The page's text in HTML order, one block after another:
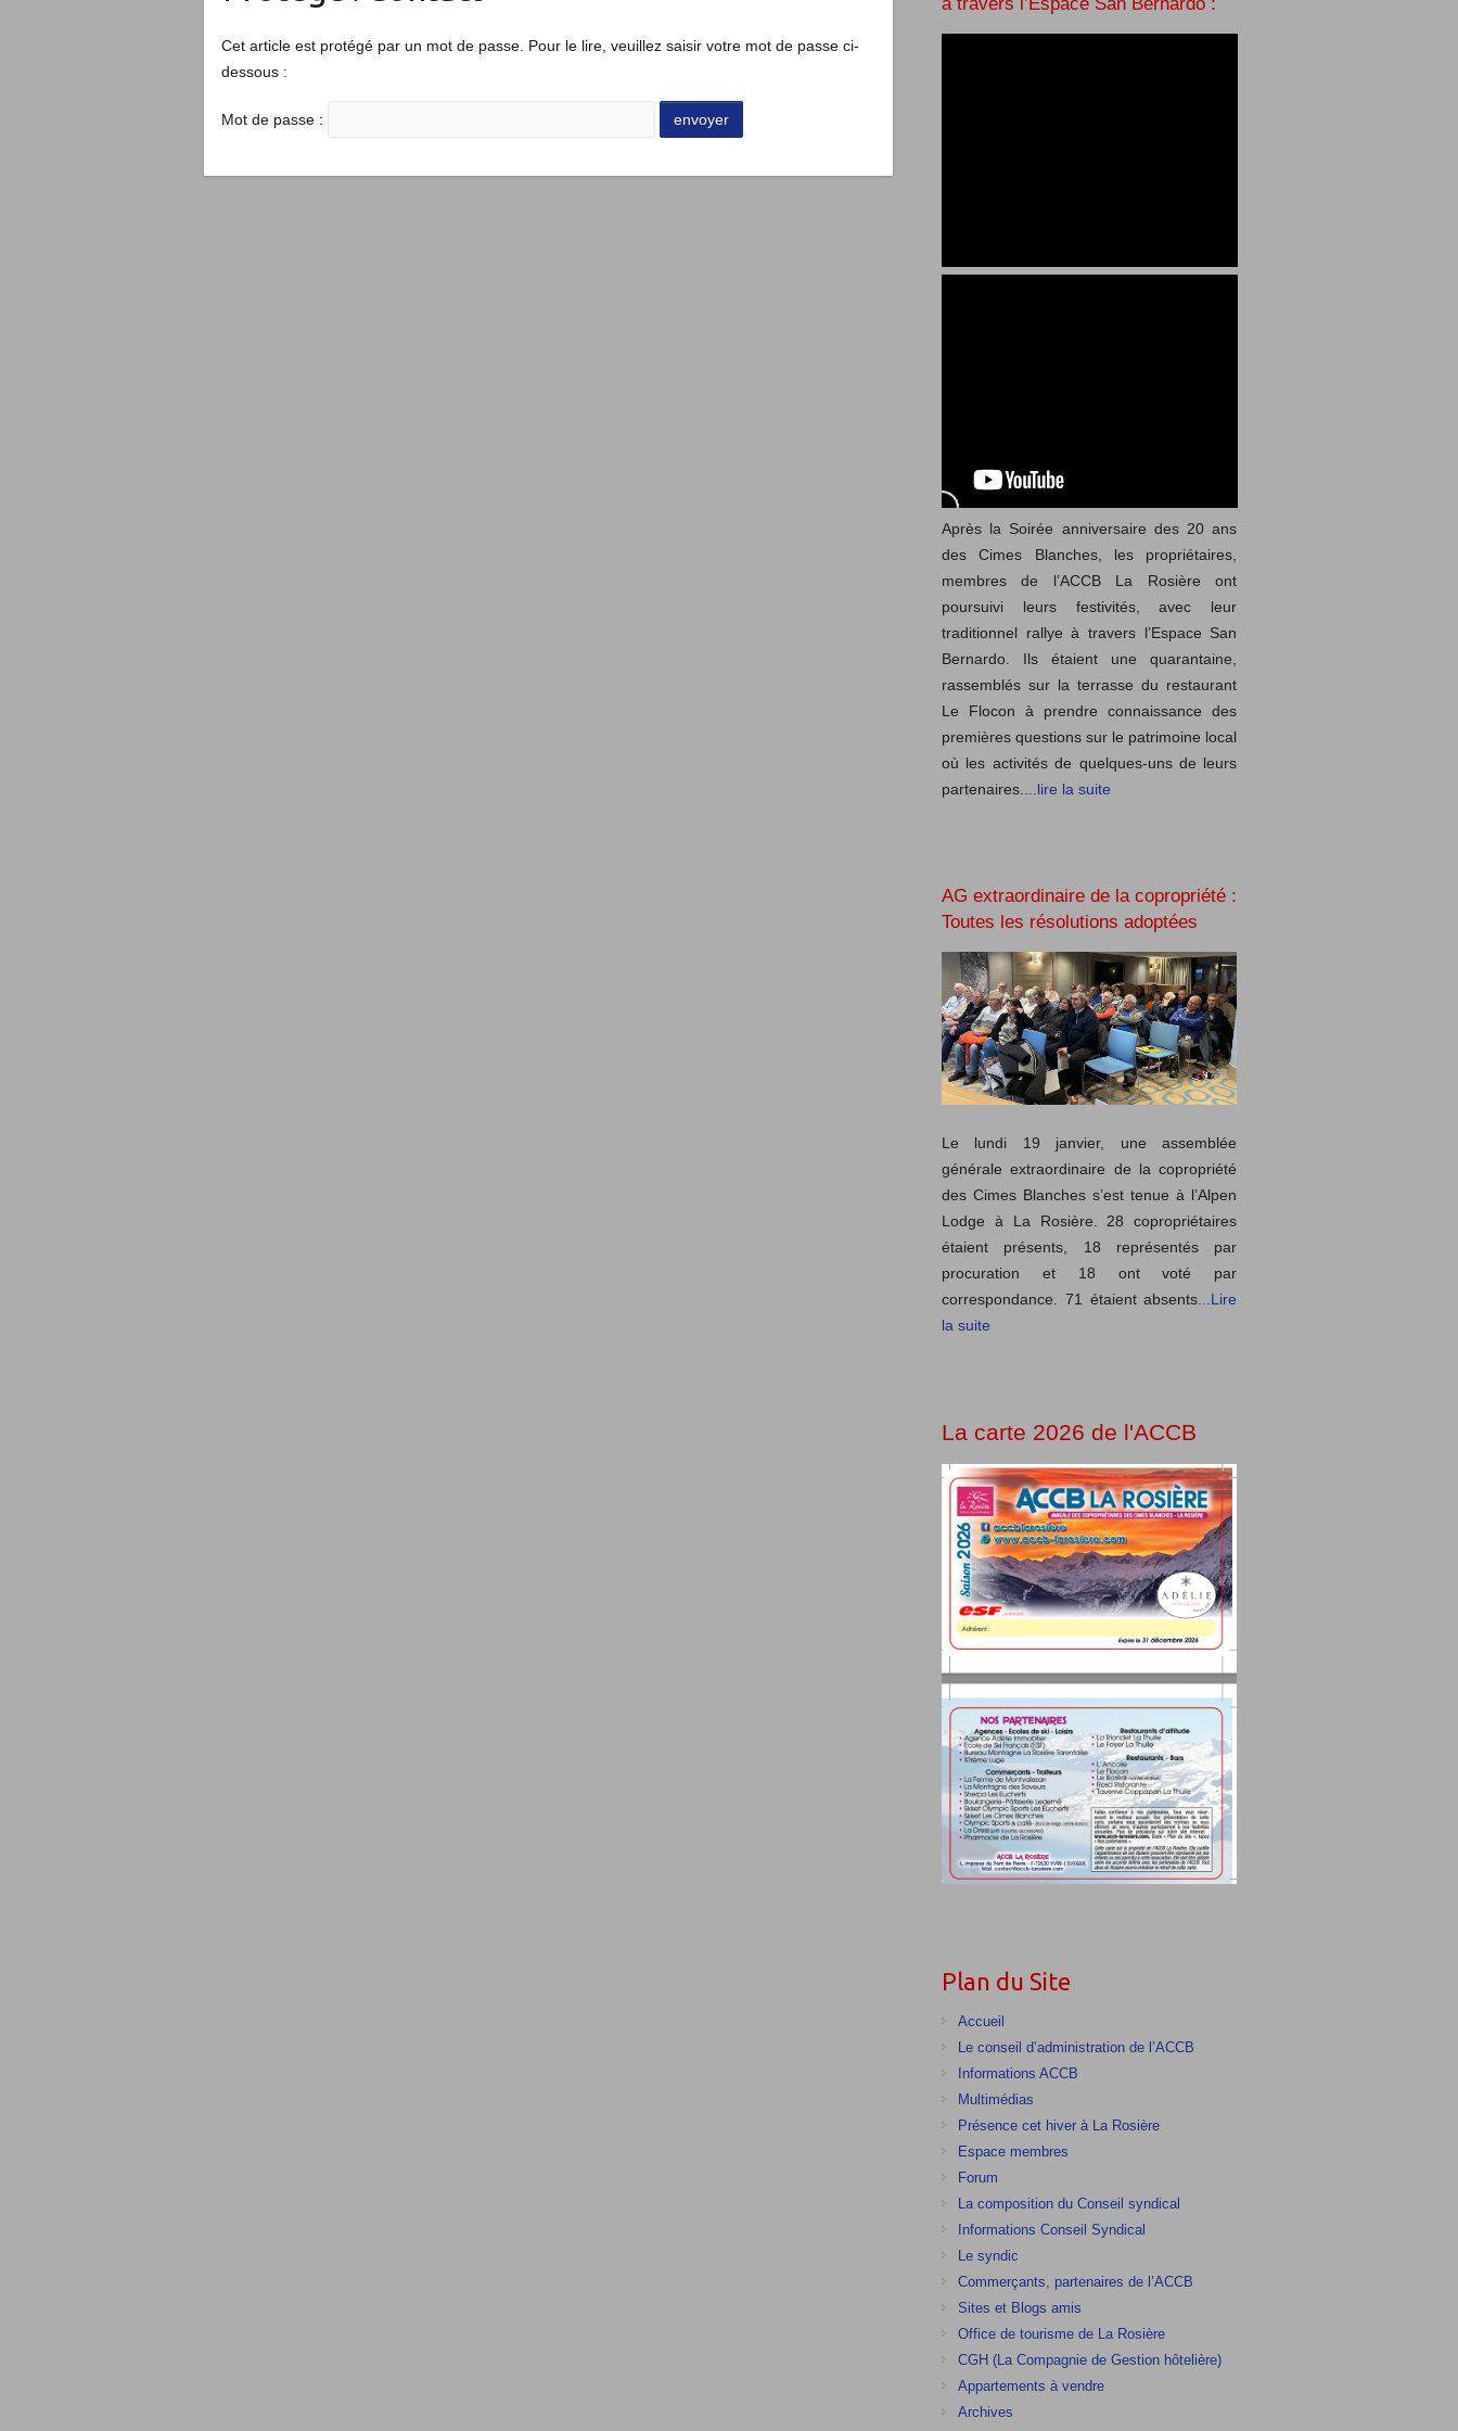
Cet article est protégé par un mot de passe. Pour le lire, veuillez saisir votre mot de passe ci-
dessous :
Mot de passe :
Après la Soirée anniversaire des 20 ans
des Cimes Blanches, les propriétaires,
membres de l’ACCB La Rosière ont
poursuivi leurs festivités, avec leur
traditionnel rallye à travers l’Espace San
Bernardo. Ils étaient une quarantaine,
rassemblés sur la terrasse du restaurant
Le Flocon à prendre connaissance des
premières questions sur le patrimoine local
où les activités de quelques-uns de leurs
partenaires.
...lire la suite
AG extraordinaire de la copropriété :
Toutes les résolutions adoptées
Le lundi 19 janvier, une assemblée
générale extraordinaire de la copropriété
des Cimes Blanches s’est tenue à l’Alpen
Lodge à La Rosière. 28 copropriétaires
étaient présents, 18 représentés par
procuration et 18 ont voté par
correspondance. 71 étaient absents ...Lire
la suite
La carte 2026 de l'ACCB
Plan du Site
Accueil
Le conseil d’administration de l’ACCB
Informations ACCB
Multimédias
Présence cet hiver à La Rosière
Espace membres
Forum
La composition du Conseil syndical
Informations Conseil Syndical
Le syndic
Commerçants, partenaires de l’ACCB
Sites et Blogs amis
Office de tourisme de La Rosière
CGH (La Compagnie de Gestion hôtelière)
Appartements à vendre
Archives